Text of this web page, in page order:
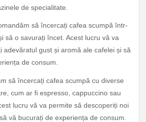
de specialitate.
să încercați cafea scumpă într-
să o savurați încet. Acest lucru vă va
adevăratul gust și aromă ale cafelei și să
de consum.
să încercați cafea scumpă cu diverse
cum ar fi espresso, cappuccino sau
lucru vă va permite să descoperiți noi
vă bucurați de experiența de consum.